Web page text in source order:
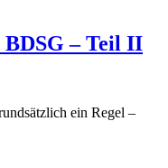
BDSG – Teil II
ein Regel –